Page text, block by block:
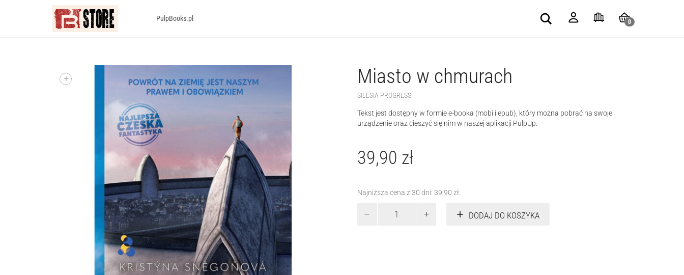
PulpBooks.pl Search
0
+ Miasto w chmurach
SILESIA PROGRESS
Tekst jest dostępny w formie e-booka (mobi i epub), który można pobrać na swoje
urządzenie oraz cieszyć się nim w naszej aplikacji PulpUp.
39,90 zł
Najniższa cena z 30 dni: 39,90 zł
DODAJ DO KOSZYKA